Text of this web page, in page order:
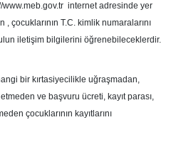
www.meb.gov.tr internet adresinde yer
çocuklarının T.C. kimlik numaralarını
iletişim bilgilerini öğrenebileceklerdir.
bir kırtasiyecilikle uğraşmadan,
ve başvuru ücreti, kayıt parası,
çocuklarının kayıtlarını